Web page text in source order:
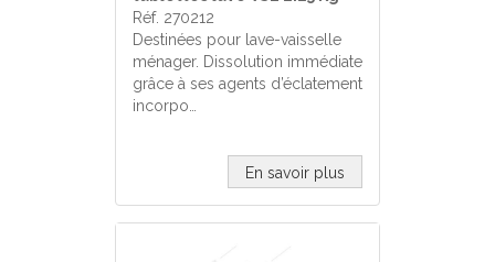
Réf. 270212
Destinées pour lave-vaisselle
ménager. Dissolution immédiate
grâce à ses agents d’éclatement
incorpo…
En savoir plus